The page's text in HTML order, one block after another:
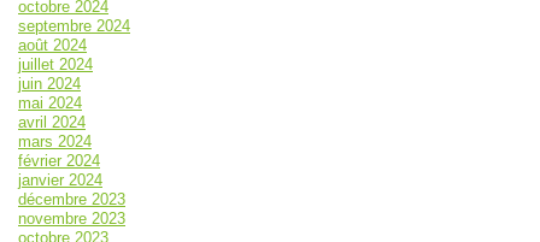
octobre 2024
septembre 2024
août 2024
juillet 2024
juin 2024
mai 2024
avril 2024
mars 2024
février 2024
janvier 2024
décembre 2023
novembre 2023
octobre 2023